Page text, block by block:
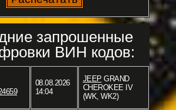
запрошенные
ВИН кодов:
08.08.2026
14:04
JEEP GRAND
CHEROKEE IV
(WK, WK2)